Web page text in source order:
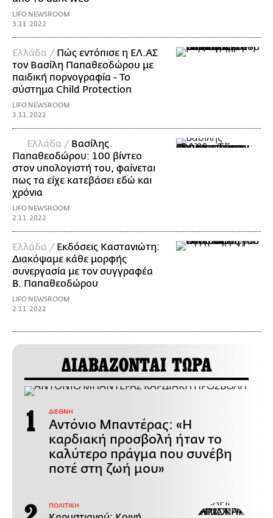
LIFO NEWSROOM
3.11.2022
Ελλάδα / Πώς εντόπισε η ΕΛ.ΑΣ
τον Βασίλη Παπαθεοδώρου με
παιδική πορνογραφία - Το
σύστημα Child Protection
LIFO NEWSROOM
3.11.2022
Ελλάδα / Βασίλης
Παπαθεοδώρου: 100 βίντεο
στον υπολογιστή του, φαίνεται
πως τα είχε κατεβάσει εδώ και
χρόνια
LIFO NEWSROOM
2.11.2022
Ελλάδα / Εκδόσεις Καστανιώτη:
Διακόψαμε κάθε μορφής
συνεργασία με τον συγγραφέα
Β. Παπαθεοδώρου
LIFO NEWSROOM
2.11.2022
ΔΙΑΒΑΖΟΝΤΑΙ ΤΩΡΑ
ΔΙΕΘΝΗ
Αντόνιο Μπαντέρας: «Η
καρδιακή προσβολή ήταν το
καλύτερο πράγμα που συνέβη
ποτέ στη ζωή μου»
ΠΟΛΙΤΙΚΗ